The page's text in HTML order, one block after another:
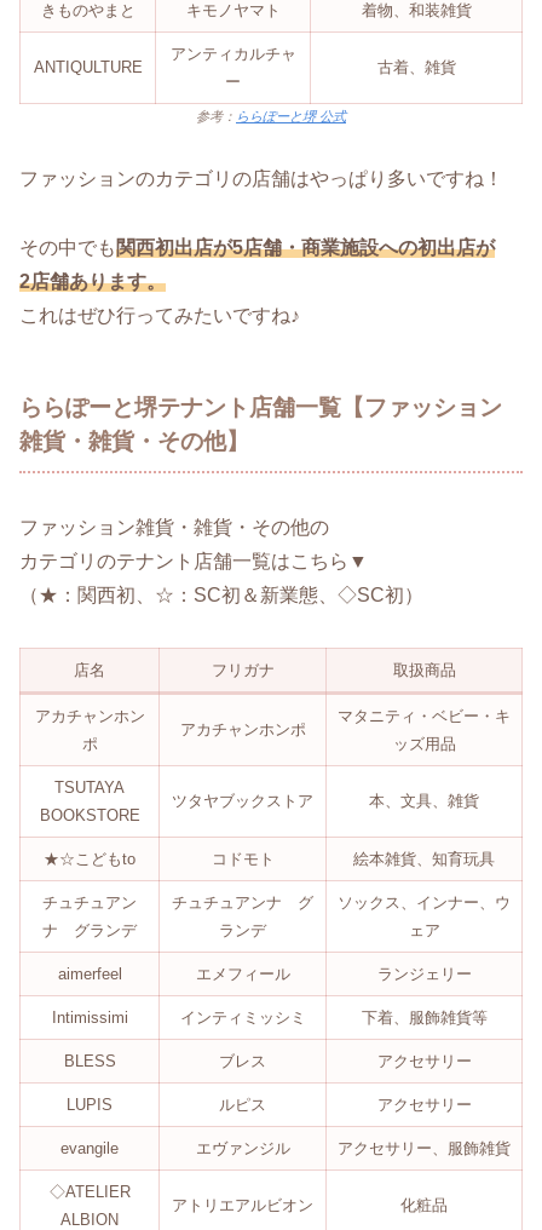
きものやまと キモノヤマト 着物、和装雑貨
ANTIQULTURE
アンティカルチャ
ー
古着、雑貨
参考： ららぽーと堺 公式
ファッションのカテゴリの店舗はやっぱり多いですね！
その中でも関西初出店が5店舗・商業施設への初出店が
2店舗あります。
これはぜひ行ってみたいですね♪
ららぽーと堺テナント店舗一覧【ファッション
雑貨・雑貨・その他】
ファッション雑貨・雑貨・その他の
カテゴリのテナント店舗一覧はこちら▼
（★：関西初、☆：SC初＆新業態、◇SC初）
店名 フリガナ 取扱商品
アカチャンホン
ポ
アカチャンホンポ
マタニティ・ベビー・キ
ッズ用品
TSUTAYA
BOOKSTORE
ツタヤブックストア 本、文具、雑貨
★☆こどもto コドモト 絵本雑貨、知育玩具
チュチュアン
ナ グランデ
チュチュアンナ グ
ランデ
ソックス、インナー、ウ
ェア
aimerfeel エメフィール ランジェリー
Intimissimi インティミッシミ 下着、服飾雑貨等
BLESS ブレス アクセサリー
LUPIS ルピス アクセサリー
evangile エヴァンジル アクセサリー、服飾雑貨
◇ATELIER
ALBION
アトリエアルビオン 化粧品